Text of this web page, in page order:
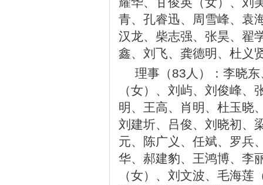
青、孔睿迅、周雪峰、袁
汉龙、柴志强、张昊、翟
鑫、刘飞、龚德明、杜义
理事（83人）：李晓
（女）、刘屿、刘俊峰
明、王高、肖明、杜玉晓
刘建圻、吕俊、刘晓初、
元、陈广义、任斌、罗兵
华、郝建豹、王鸿博、李
（女）、刘文波、毛海